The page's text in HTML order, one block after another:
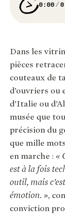
0:00
Dans les
pièces
couteaux de
d’ouvriers ou
d’Italie ou
musée que
précision du
que mille
en marche : «
est à la fois
outil, mais
émotion. »,
conviction